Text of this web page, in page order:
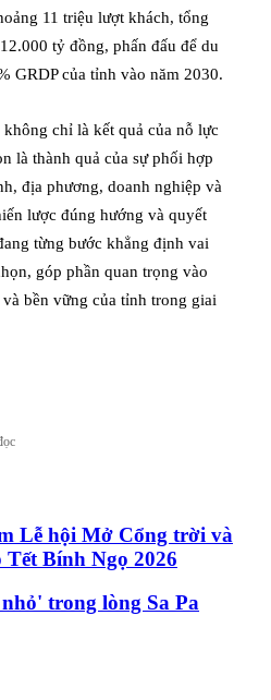
11 triệu lượt khách, tổng
tỷ đồng, phấn đấu để du
GRDP của tỉnh vào năm 2030.
chỉ là kết quả của nỗ lực
là thành quả của sự phối hợp
địa phương, doanh nghiệp và
lược đúng hướng và quyết
từng bước khẳng định vai
góp phần quan trọng vào
bền vững của tỉnh trong giai
Lễ hội Mở Cổng trời và
Bính Ngọ 2026
trong lòng Sa Pa